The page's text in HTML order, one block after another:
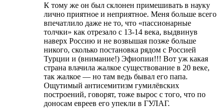
К тому же он был склонен примешивать в науку
лично приятное и неприятное. Меня больше всего
впечатлило даже не то, что «пассионарные
толчки» как отрезало с 13-14 века, выдвинув
наверх Россию и не возвышая позже больше
никого, сколько постановка рядом с Россией
Турции и (внимание!) Эфиопии!!! Вот уж какая
страна влачила жалкое существование в 20 веке,
так жалкое — но там ведь бывал его папа.
Ощутимый антисемитизм гумилёвских
построений, говорят, тоже вырос с того, что по
доносам евреев его упекли в ГУЛАГ.